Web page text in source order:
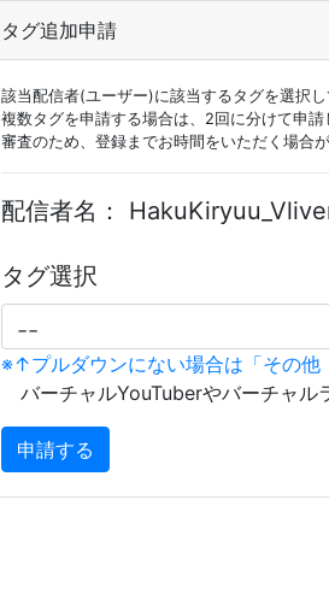
タグ追加申請
該当配信者(ユーザー)に該当するタグを選択し
複数タグを申請する場合は、2回に分けて申請
審査のため、登録までお時間をいただく場合が
配信者名：
タグ選択
※↑プルダウンにない場合は「その他
バーチャルYouTuberやバーチャル
申請する